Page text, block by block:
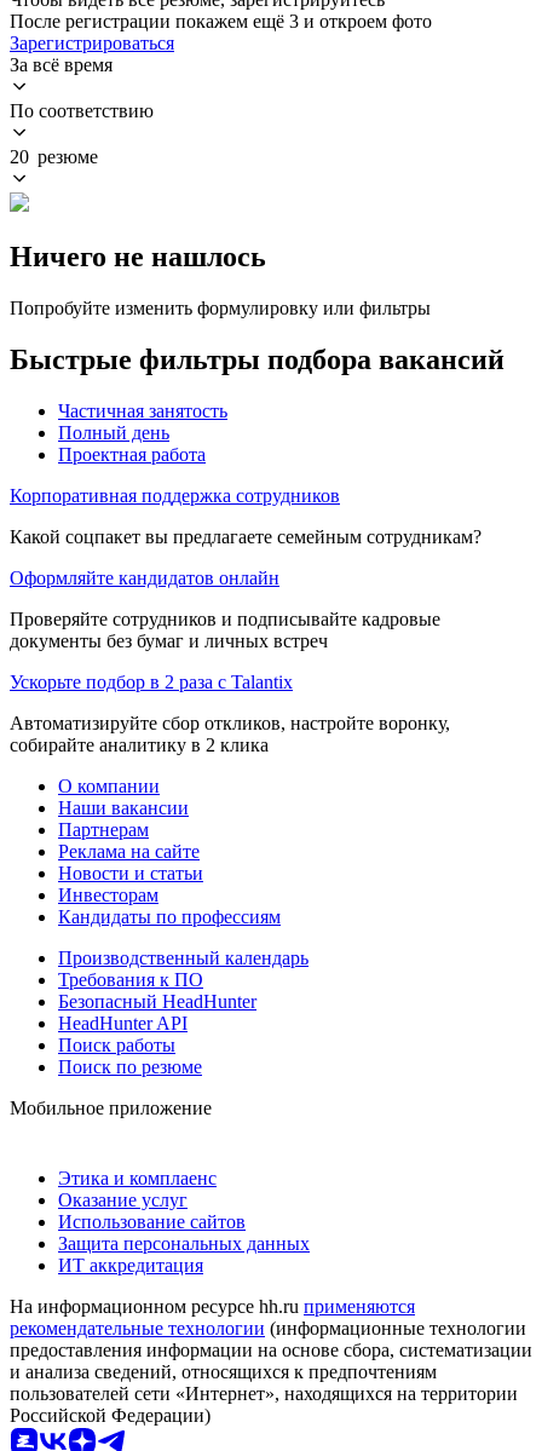
После регистрации покажем ещё 3 и откроем фото
Зарегистрироваться
За всё время
По соответствию
20 резюме
Ничего не нашлось
Попробуйте изменить формулировку или фильтры
Быстрые фильтры подбора вакансий
Частичная занятость
Полный день
Проектная работа
Корпоративная поддержка сотрудников
Какой соцпакет вы предлагаете семейным сотрудникам?
Оформляйте кандидатов онлайн
Проверяйте сотрудников и подписывайте кадровые
документы без бумаг и личных встреч
Ускорьте подбор в 2 раза с Talantix
Автоматизируйте сбор откликов, настройте воронку,
собирайте аналитику в 2 клика
О компании
Наши вакансии
Партнерам
Реклама на сайте
Новости и статьи
Инвесторам
Кандидаты по профессиям
Производственный календарь
Требования к ПО
Безопасный HeadHunter
HeadHunter API
Поиск работы
Поиск по резюме
Мобильное приложение
Этика и комплаенс
Оказание услуг
Использование сайтов
Защита персональных данных
ИТ аккредитация
На информационном ресурсе hh.ru применяются
рекомендательные технологии (информационные технологии
предоставления информации на основе сбора, систематизации
и анализа сведений, относящихся к предпочтениям
пользователей сети «Интернет», находящихся на территории
Российской Федерации)